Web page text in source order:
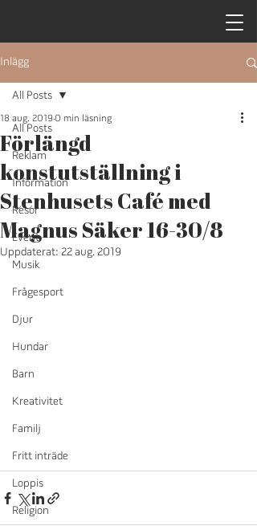
Inlägg
All Posts
Reklam
Information
Resor
Event
Musik
Frågesport
Djur
Hundar
Barn
Kreativitet
Familj
Fritt inträde
Loppis
Religion
All Posts
Förlängd
konstutställning i
Stenhusets Café med
Magnus Säker 16-30/8
18 aug. 2019 0 min läsning
Uppdaterat: 22 aug. 2019